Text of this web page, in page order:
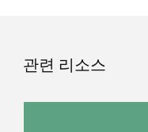
관련 리소스